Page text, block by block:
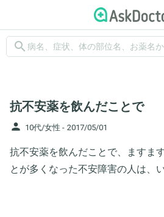
search
抗不安薬を飲んだことで
person 10代/女性 - 2017/05/01
抗不安薬を飲んだことで、ますま
とが多くなった不安障害の人は、